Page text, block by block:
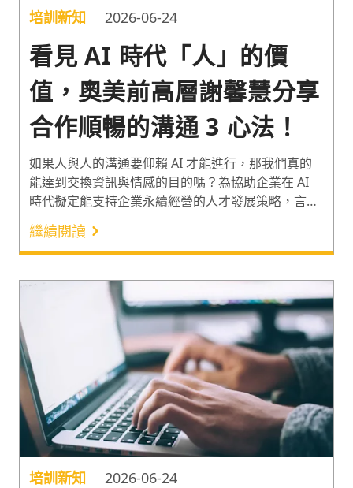
培訓新知 2026-06-24
看見 AI 時代「人」的價
值，奧美前高層謝馨慧分享
合作順暢的溝通 3 心法！
如果人與人的溝通要仰賴 AI 才能進行，那我們真的
能達到交換資訊與情感的目的嗎？為協助企業在 AI
時代擬定能支持企業永續經營的人才發展策略，言果
學習於日前舉辦「Vibe the Future：啟動影響力與人
才新時代」培訓年會。邀請曜誠溝通顧問公司董事長
（前奧美集團董事總經理）「謝馨慧」，帶領 HR 重
新認識「溝通」在 AI 時代的重要性。透過解構人類
獨有的 Communication Intelligence（CI）及
Human Intelligence（HI）的關鍵要素，掌握有效溝
通的 3 心法，推動組織以最高的合作效率迎戰新時代
的每個挑戰！
繼續閱讀
培訓新知 2026-06-24